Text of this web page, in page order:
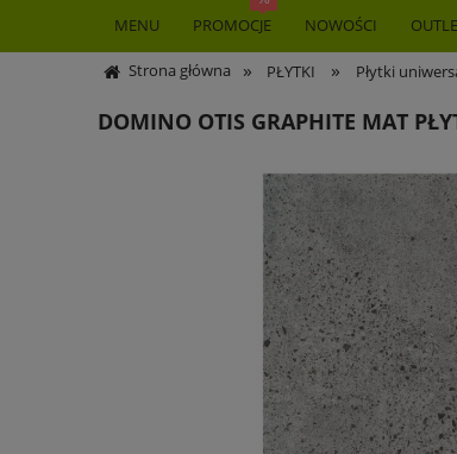
MENU PROMOCJE NOWOŚCI
Strona główna » PŁYTKI » Płytki
DOMINO OTIS GRAPHITE MAT